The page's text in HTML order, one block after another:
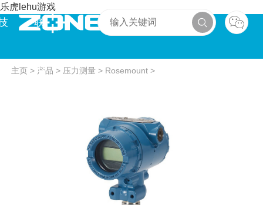
乐虎lehu游戏
联
系
主页 > 产品 > 压力测量 > Rosemount >